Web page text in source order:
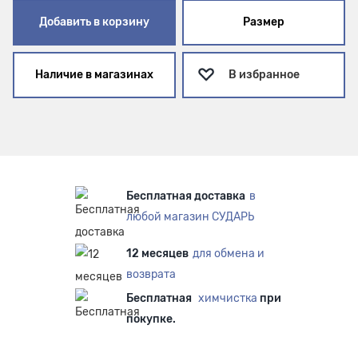
Добавить в корзину Размер
Наличие в магазинах В избранное
Бесплатная доставка в
любой магазин СУДАРЬ
12 месяцев для обмена и
возврата
Бесплатная химчистка при
покупке.